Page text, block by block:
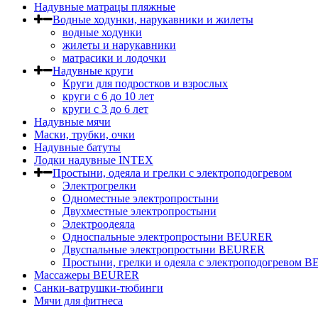
Надувные матрацы пляжные
Водные ходунки, нарукавники и жилеты
водные ходунки
жилеты и нарукавники
матрасики и лодочки
Надувные круги
Круги для подростков и взрослых
круги с 6 до 10 лет
круги c 3 до 6 лет
Надувные мячи
Маски, трубки, очки
Надувные батуты
Лодки надувные INTEX
Простыни, одеяла и грелки с электроподогревом
Электрогрелки
Одноместные электропростыни
Двухместные электропростыни
Электроодеяла
Односпальные электропростыни BEURER
Двуспальные электропростыни BEURER
Простыни, грелки и одеяла с электроподогревом
Массажеры BEURER
Санки-ватрушки-тюбинги
Мячи для фитнеса